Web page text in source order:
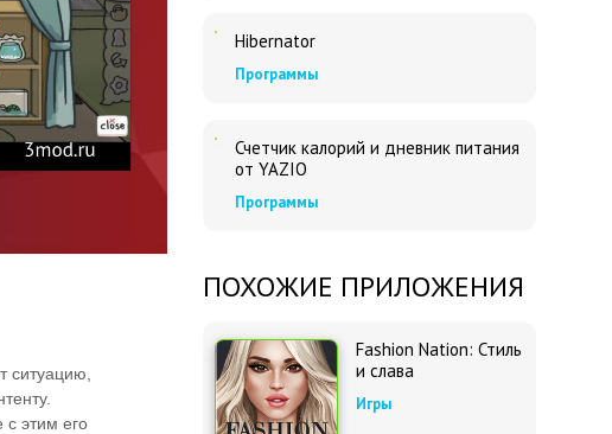
ситуацию,
с этим его
Hibernator
Программы
Счетчик калорий и дневник питания
от YAZIO
Программы
ПОХОЖИЕ ПРИЛОЖЕНИЯ
Fashion Nation: Стиль
и слава
Игры